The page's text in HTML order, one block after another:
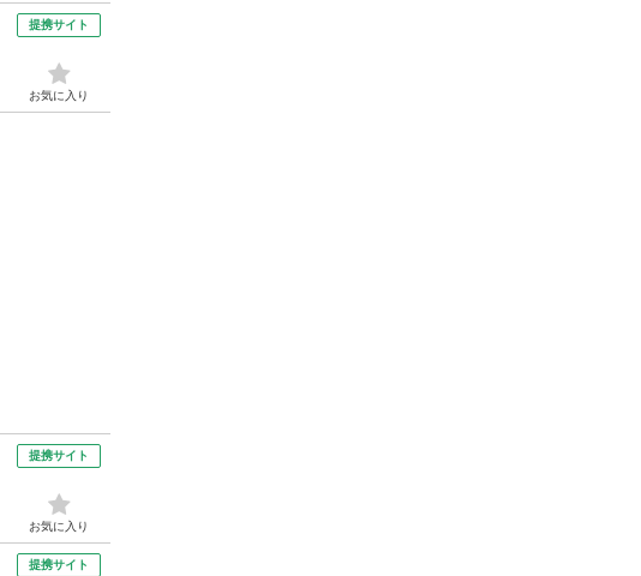
提携サイト
お気に入り
提携サイト
お気に入り
提携サイト